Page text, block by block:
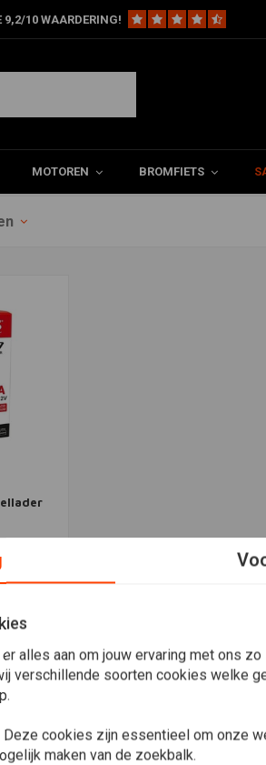
9,2/10 WAARDERING!
MOTOREN BROMFIETS
alles aan om jouw ervaring met ons
verschillende soorten cookies welke
Deze cookies zijn essentieel om onze
maken van de zoekbalk.